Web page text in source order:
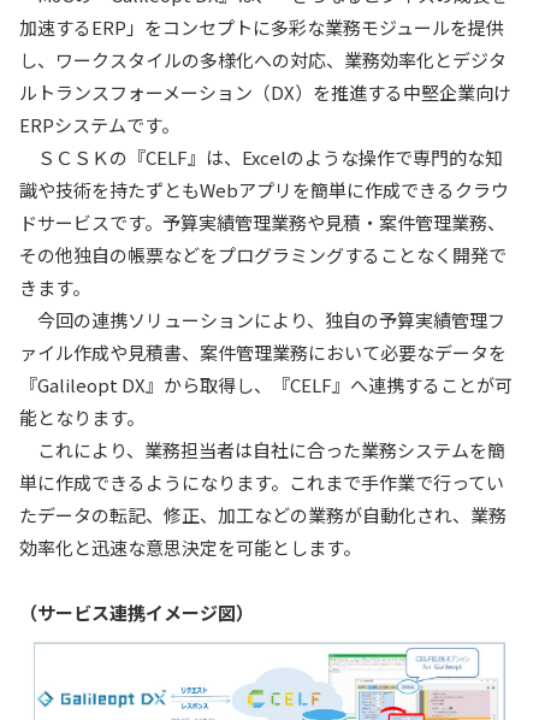
加速するERP」をコンセプトに多彩な業務モジュールを提供
し、ワークスタイルの多様化への対応、業務効率化とデジタ
ルトランスフォーメーション（DX）を推進する中堅企業向け
ERPシステムです。
ＳＣＳＫの『CELF』は、Excelのような操作で専門的な知
識や技術を持たずともWebアプリを簡単に作成できるクラウ
ドサービスです。予算実績管理業務や見積・案件管理業務、
その他独自の帳票などをプログラミングすることなく開発で
きます。
今回の連携ソリューションにより、独自の予算実績管理フ
ァイル作成や見積書、案件管理業務において必要なデータを
『Galileopt DX』から取得し、『CELF』へ連携することが可
能となります。
これにより、業務担当者は自社に合った業務システムを簡
単に作成できるようになります。これまで手作業で行ってい
たデータの転記、修正、加工などの業務が自動化され、業務
効率化と迅速な意思決定を可能とします。
（サービス連携イメージ図）